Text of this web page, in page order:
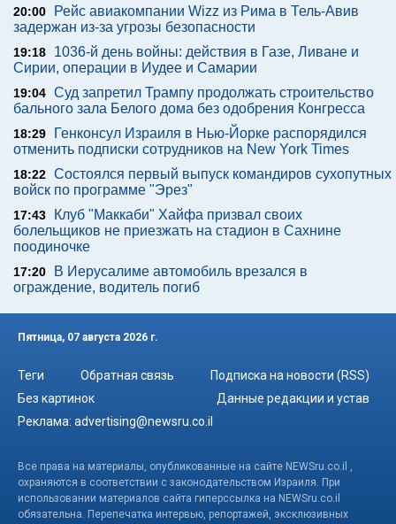
20:00
Рейс авиакомпании Wizz из Рима в Тель-Авив
задержан из-за угрозы безопасности
19:18
1036-й день войны: действия в Газе, Ливане и
Сирии, операции в Иудее и Самарии
19:04 Суд запретил Трампу продолжать строительство
бального зала Белого дома без одобрения Конгресса
18:29
Генконсул Израиля в Нью-Йорке распорядился
отменить подписки сотрудников на New York Times
18:22 Состоялся первый выпуск командиров сухопутных
войск по программе "Эрез"
17:43
Клуб "Маккаби" Хайфа призвал своих
болельщиков не приезжать на стадион в Сахнине
поодиночке
17:20
В Иерусалиме автомобиль врезался в
ограждение, водитель погиб
Пятница, 07 августа 2026 г.
Теги Обратная связь
Подписка на новости (RSS)
Без картинок
Данные редакции и устав
Реклама: advertising@newsru.co.il
Все права на материалы, опубликованные на сайте NEWSru.co.il ,
охраняются в соответствии с законодательством Израиля. При
использовании материалов сайта гиперссылка на NEWSru.co.il
обязательна. Перепечатка интервью, репортажей, эксклюзивных